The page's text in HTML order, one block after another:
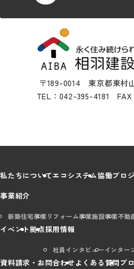
〒189-0014 東京都東村
TEL：042-395-4181 FAX
私たちについてエコシステム協働プロ
事業紹介
新築住宅事業 リフォーム事業施設事業不動
イベント拠点採用情報
社員インタビューインター
資料請求・お問合わせ よくある質問 ブ